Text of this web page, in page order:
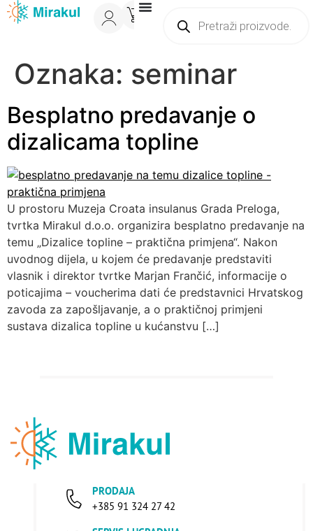
0
Oznaka: seminar
Besplatno predavanje o
dizalicama topline
U prostoru Muzeja Croata insulanus Grada Preloga,
tvrtka Mirakul d.o.o. organizira besplatno predavanje na
temu „Dizalice topline – praktična primjena“. Nakon
uvodnog dijela, u kojem će predavanje predstaviti
vlasnik i direktor tvrtke Marjan Frančić, informacije o
poticajima – voucherima dati će predstavnici Hrvatskog
zavoda za zapošljavanje, a o praktičnoj primjeni
sustava dizalica topline u kućanstvu […]
PRODAJA
+385 91 324 27 42